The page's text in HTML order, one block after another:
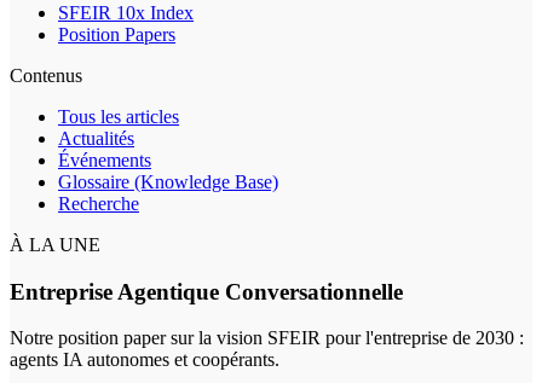
SFEIR 10x Index
Position Papers
Contenus
Tous les articles
Actualités
Événements
Glossaire (Knowledge Base)
Recherche
À LA UNE
Entreprise Agentique Conversationnelle
Notre position paper sur la vision SFEIR pour l'entreprise de 2030 :
agents IA autonomes et coopérants.